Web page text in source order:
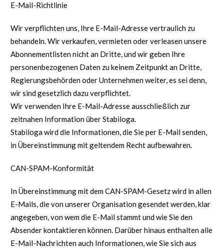
E-Mail-Richtlinie
Wir verpflichten uns, Ihre E-Mail-Adresse vertraulich zu
behandeln. Wir verkaufen, vermieten oder verleasen unsere
Abonnementlisten nicht an Dritte, und wir geben Ihre
personenbezogenen Daten zu keinem Zeitpunkt an Dritte,
Regierungsbehörden oder Unternehmen weiter, es sei denn,
wir sind gesetzlich dazu verpflichtet.
Wir verwenden Ihre E-Mail-Adresse ausschließlich zur
zeitnahen Information über Stabiloga.
Stabiloga wird die Informationen, die Sie per E-Mail senden,
in Übereinstimmung mit geltendem Recht aufbewahren.
CAN-SPAM-Konformität
In Übereinstimmung mit dem CAN-SPAM-Gesetz wird in allen
E-Mails, die von unserer Organisation gesendet werden, klar
angegeben, von wem die E-Mail stammt und wie Sie den
Absender kontaktieren können. Darüber hinaus enthalten alle
E-Mail-Nachrichten auch Informationen, wie Sie sich aus